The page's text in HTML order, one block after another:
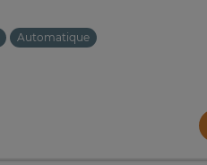
Automatique